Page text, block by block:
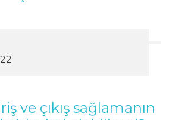
ve çıkış sağlamanın